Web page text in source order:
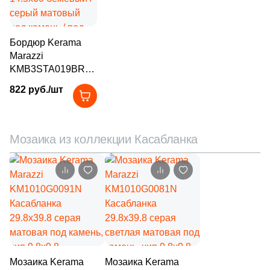
LV Granito (11)
La Fabbrica (19)
La Faenza (560)
La Fenice (57)
La Platera ( 85)
Laminam Russia (118)
LandDecor (41)
Landgrace (15 )
Laparet (1545
Lea Ceramiche (45)
Бордюр Kerama
Marazzi
KMB3STA019BR
14.5x60 бежевый /
серый матовый
мозаику
822 руб./шт
Мозаика из коллекции Касабланка
Мозаика Kerama
Мозаика Kerama